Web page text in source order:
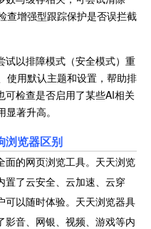
查增强型跟踪保护是否误拦截
试以排障模式（安全模式）重
使用默认主题和设置，帮助排
可检查是否启用了某些AI相关
著升高。
浏览器区别
面的网页浏览工具。天天浏览
置了云安全、云加速、云穿
可以随时体验。天天浏览器具
音、网银、视频、游戏等内